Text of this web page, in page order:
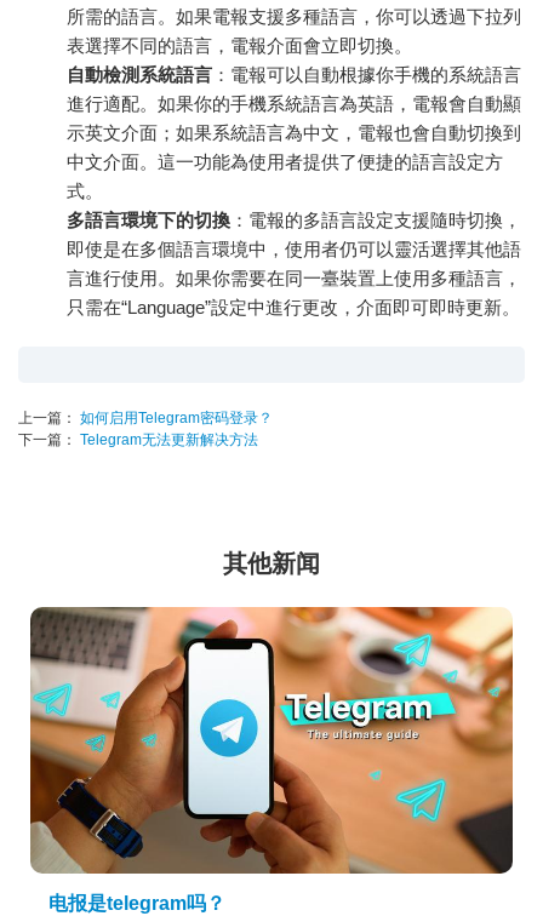
所需的語言。如果電報支援多種語言，你可以透過下拉列
表選擇不同的語言，電報介面會立即切換。
自動檢測系統語言 ：電報可以自動根據你手機的系統語言
進行適配。如果你的手機系統語言為英語，電報會自動顯
示英文介面；如果系統語言為中文，電報也會自動切換到
中文介面。這一功能為使用者提供了便捷的語言設定方
式。
多語言環境下的切換 ：電報的多語言設定支援隨時切換，
即使是在多個語言環境中，使用者仍可以靈活選擇其他語
言進行使用。如果你需要在同一臺裝置上使用多種語言，
只需在“Language”設定中進行更改，介面即可即時更新。
上一篇： 如何启用Telegram密码登录？
下一篇： Telegram无法更新解决方法
其他新闻
电报是telegram吗？